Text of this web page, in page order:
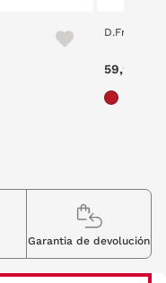
D.Franklin
59,90 €
Garantia de devolución